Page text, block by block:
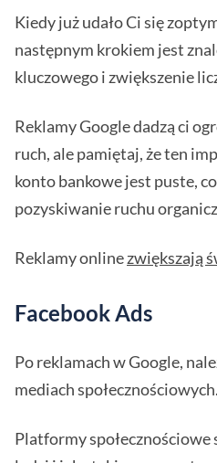
Kiedy już udało Ci się
następnym krokiem jest
kluczowego i zwiększenie
Reklamy Google dadzą ci
ruch, ale pamiętaj, że ten
konto bankowe jest puste,
pozyskiwanie ruchu
Reklamy onlinezwiększają
Facebook Ads
Po reklamach w Google,
mediach społecznościowych.
Platformy społecznościowe